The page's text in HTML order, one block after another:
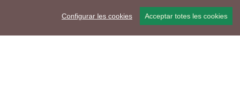
Configurar les cookies Acceptar totes les cookies